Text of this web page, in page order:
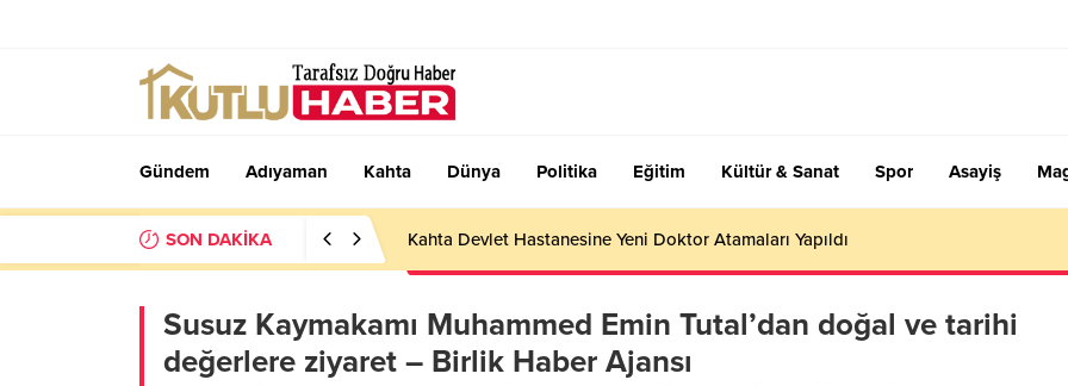
Gündem Adıyaman Kahta Dünya Politika Eğitim Kültür & Sanat Spor Asayiş
SON DAKİKA Kahta Devlet Hastanesine Yeni Doktor Atamaları Yapıldı
Susuz Kaymakamı Muhammed Emin Tutal’dan doğal ve tarihi
değerlere ziyaret – Birlik Haber Ajansı